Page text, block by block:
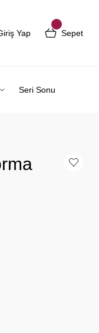
Yap Sepet
Seri Sonu